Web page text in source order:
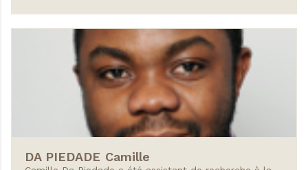
DA PIEDADE Camille